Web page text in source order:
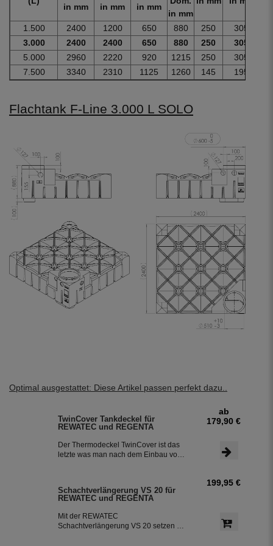
in mm in mm in mm
in mm
1.500 2400 1200 650 880 250 305
3.000
2400 2400 650 880 250 305
5.000
2960 2220 920 1215 250 305
7.500
3340 2310 1125 1260 145 195
Flachtank F-Line 3.000 L SOLO
Optimal ausgestattet: Diese Artikel passen perfekt dazu..
TwinCover Tankdeckel für
REWATEC und REGENTA
Der Thermodeckel TwinCover ist das
letzte was man nach dem Einbau vom
mit ein paar Handgriffen. Der
Tankdeckel sitzt verdreh sicher und
nahezu fugenlos auf dem
Schachtrahmen, er verhindert ein
Eindringen von Schmutz. Der Optional
ab
179,90 €
Schachtverlängerung VS 20 für
REWATEC und REGENTA
Mit der REWATEC
Schachtverlängerung VS 20 setzen Sie
199,95 €